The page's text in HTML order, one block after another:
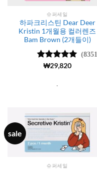
슈퍼세일
하파크리스틴 Dear Deer
Kristin 1개월용 컬러렌즈
Bam Brown (2개들이)
5 중에서
₩29,820
.
sale
슈퍼세일